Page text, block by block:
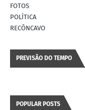
FOTOS
POLÍTICA
RECÔNCAVO
PREVISÃO DO TEMPO
POPULAR POSTS